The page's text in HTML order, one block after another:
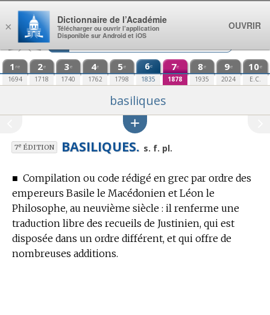
Aller au contenu
1 re
1694
2e
1718
3e
1740
4e
1762
5e
1798
6e
1835
7e
1878
8e
1935
9e
2024
10e
E.C.
basiliques
7eÉDITION BASILIQUES. s. f. pl.
■ Compilation ou code rédigé en grec par ordre des
empereurs Basile le Macédonien et Léon le
Philosophe, au neuvième siècle : il renferme une
traduction libre des recueils de Justinien, qui est
disposée dans un ordre différent, et qui offre de
nombreuses additions.
×
Dictionnaire de l’Académie
Télécharger ou ouvrir l’application
Disponible sur Android et iOS
OUVRIR